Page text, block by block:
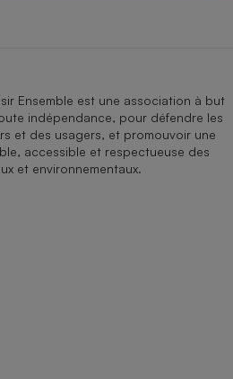
Ensemble est une association à but
indépendance, pour défendre les
et des usagers, et promouvoir une
accessible et respectueuse des
et environnementaux.